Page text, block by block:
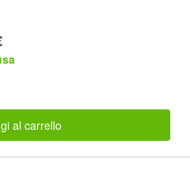
al carrello